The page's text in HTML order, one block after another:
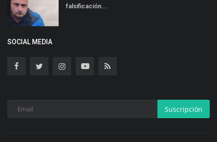
falsificación...
SOCIAL MEDIA
Suscripción